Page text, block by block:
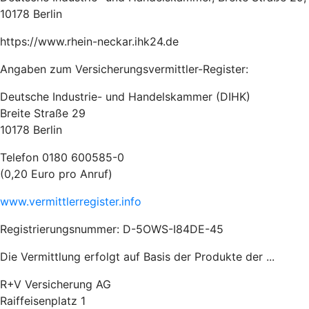
10178 Berlin
https://www.rhein-neckar.ihk24.de
Angaben zum Versicherungsvermittler-Register:
Deutsche Industrie- und Handelskammer (DIHK)
Breite Straße 29
10178 Berlin
Telefon 0180 600585-0
(0,20 Euro pro Anruf)
www.vermittlerregister.info
Registrierungsnummer: D-5OWS-I84DE-45
Die Vermittlung erfolgt auf Basis der Produkte der ...
R+V Versicherung AG
Raiffeisenplatz 1